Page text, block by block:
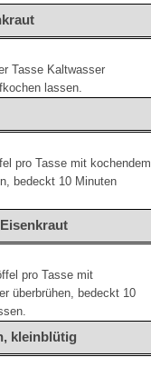
Tasse Kaltwasser
lassen.
pro Tasse mit kochendem
bedeckt 10 Minuten
pro Tasse mit
überbrühen, bedeckt 10
kleinblütig